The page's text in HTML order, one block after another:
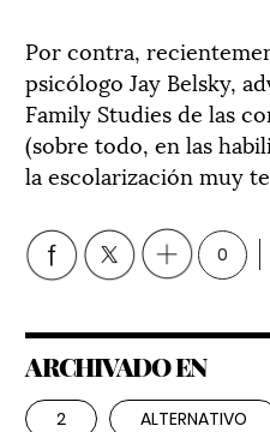
Por contra,
psicólogo Jay Belsky,
Family Studies de las
(sobre todo, en las
la escolarización muy
0
ARCHIVADO EN
2 ALTERNATIVO